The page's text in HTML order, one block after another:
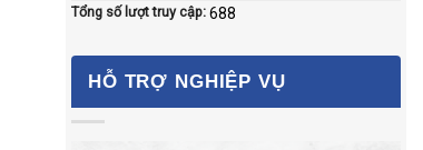
Tổng số lượt truy cập: 688
HỖ TRỢ NGHIỆP VỤ